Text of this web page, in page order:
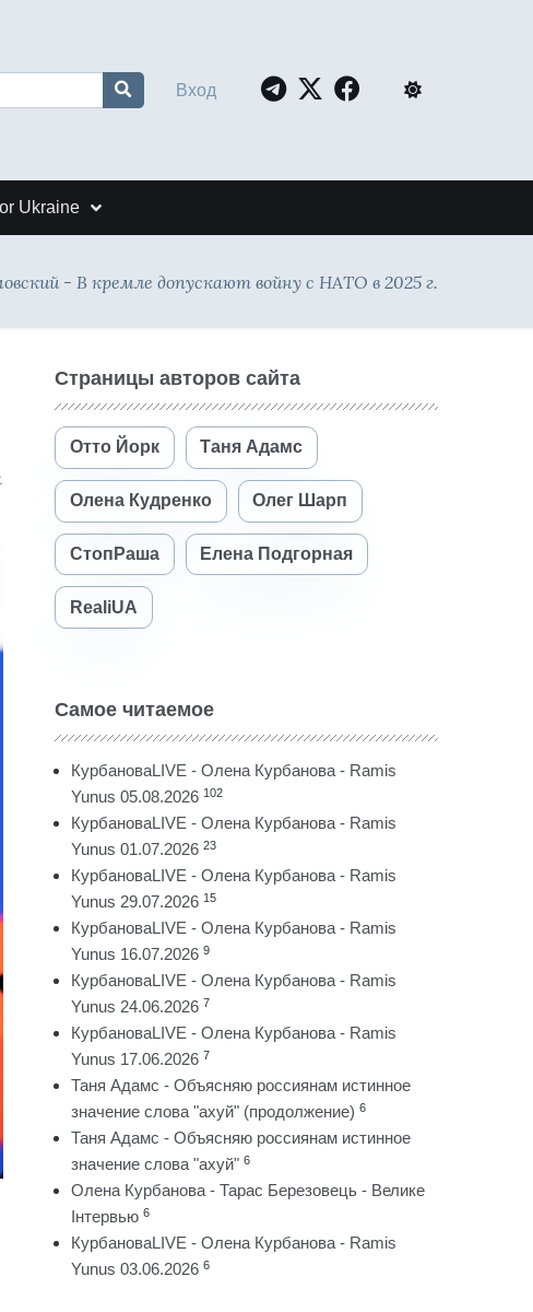
Вход
Ukraine
- В кремле допускают войну с НАТО в 2025 г.
Страницы авторов сайта
Отто Йорк Таня Адамс
Олена Кудренко Олег Шарп
СтопРаша Елена Подгорная
RealiUA
Самое читаемое
КурбановаLIVE - Олена Курбанова - Ramis
Yunus 05.08.2026 102
КурбановаLIVE - Олена Курбанова - Ramis
Yunus 01.07.2026 23
КурбановаLIVE - Олена Курбанова - Ramis
Yunus 29.07.2026 15
КурбановаLIVE - Олена Курбанова - Ramis
Yunus 16.07.2026 9
КурбановаLIVE - Олена Курбанова - Ramis
Yunus 24.06.2026 7
КурбановаLIVE - Олена Курбанова - Ramis
Yunus 17.06.2026 7
Таня Адамс - Объясняю россиянам истинное
значение слова "ахуй" (продолжение) 6
Таня Адамс - Объясняю россиянам истинное
значение слова "ахуй" 6
Олена Курбанова - Тарас Березовець - Велике
Інтервью 6
КурбановаLIVE - Олена Курбанова - Ramis
Yunus 03.06.2026 6